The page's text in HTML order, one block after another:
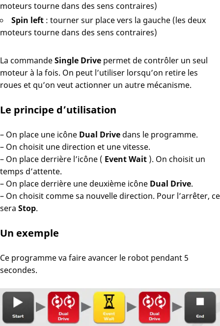
moteurs tourne dans des sens contraires)
Spin left : tourner sur place vers la gauche (les deux
moteurs tourne dans des sens contraires)
La commandeSingle Drive permet de contrôler un seul
moteur à la fois. On peut l’utiliser lorsqu’on retire les
roues et qu’on veut actionner un autre mécanisme.
Le principe d’utilisation
– On place une icône Dual Drive dans le programme.
– On choisit une direction et une vitesse.
– On place derrière l’icône ( Event Wait ). On choisit un
temps d’attente.
– On place derrière une deuxième icône Dual Drive.
– On choisit comme sa nouvelle direction. Pour l’arrêter, ce
sera Stop.
Un exemple
Ce programme va faire avancer le robot pendant 5
secondes.